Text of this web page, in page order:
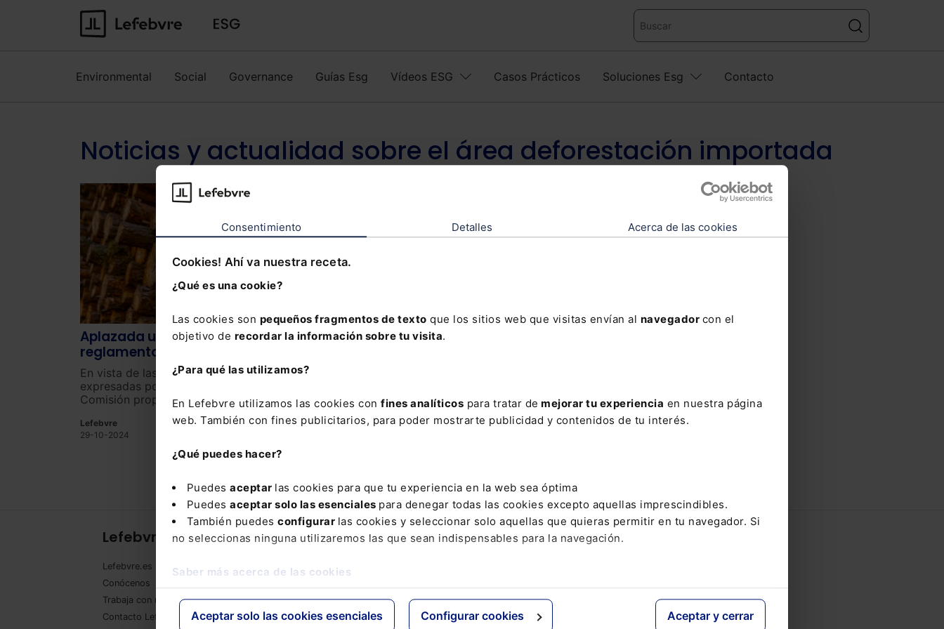
Consentimiento Detalles Acerca de las cookies
Cookies! Ahí va nuestra receta.
¿Qué es una cookie?
Las cookies son pequeños fragmentos de texto que los sitios web que visitas envían al navegador con el
objetivo de recordar la información sobre tu visita.
¿Para qué las utilizamos?
En Lefebvre utilizamos las cookies con fines analíticos para tratar de mejorar tu experiencia en nuestra página
web. También con fines publicitarios, para poder mostrarte publicidad y contenidos de tu interés.
¿Qué puedes hacer?
Puedes aceptar las cookies para que tu experiencia en la web sea óptima
Puedes aceptar solo las esenciales para denegar todas las cookies excepto aquellas imprescindibles.
También puedes configurar las cookies y seleccionar solo aquellas que quieras permitir en tu navegador. Si
no seleccionas ninguna utilizaremos las que sean indispensables para la navegación.
Saber más acerca de las cookies
Aceptar solo las cookies esenciales Configurar cookies Aceptar y cerrar
Environmental Social Governance Guías Esg Vídeos ESG Casos Prácticos Soluciones Esg Contacto
Noticias y actualidad sobre el área deforestación importada
Aplazada un año la aplicación del
reglamento sobre deforestación
importada
En vista de las dificultades y preocupaciones
expresadas por los Estados miembros, la
Comisión propone aplazar 12 meses la
aplicación del Reglamento para determinadas
empresas y publica nuevos documentos de
orientación y marco.
Lefebvre
29-10-2024
Lefebvre
Lefebvre.es
Conócenos
Trabaja con nosotros
Contacto Lefebvre
Productos y servicios
Ecosistema Lefebvre
Mementos
Bases de datos jurídicas
Portales Lefebvre
ElDerecho.com
EspacioAsesoria.com